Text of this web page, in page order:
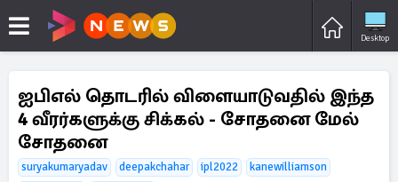
Desktop
ஐபிஎல் தொடரில் விளையாடுவதில் இந்த
4 வீரர்களுக்கு சிக்கல் - சோதனை மேல்
சோதனை
suryakumaryadav deepakchahar ipl2022
kanewilliamson